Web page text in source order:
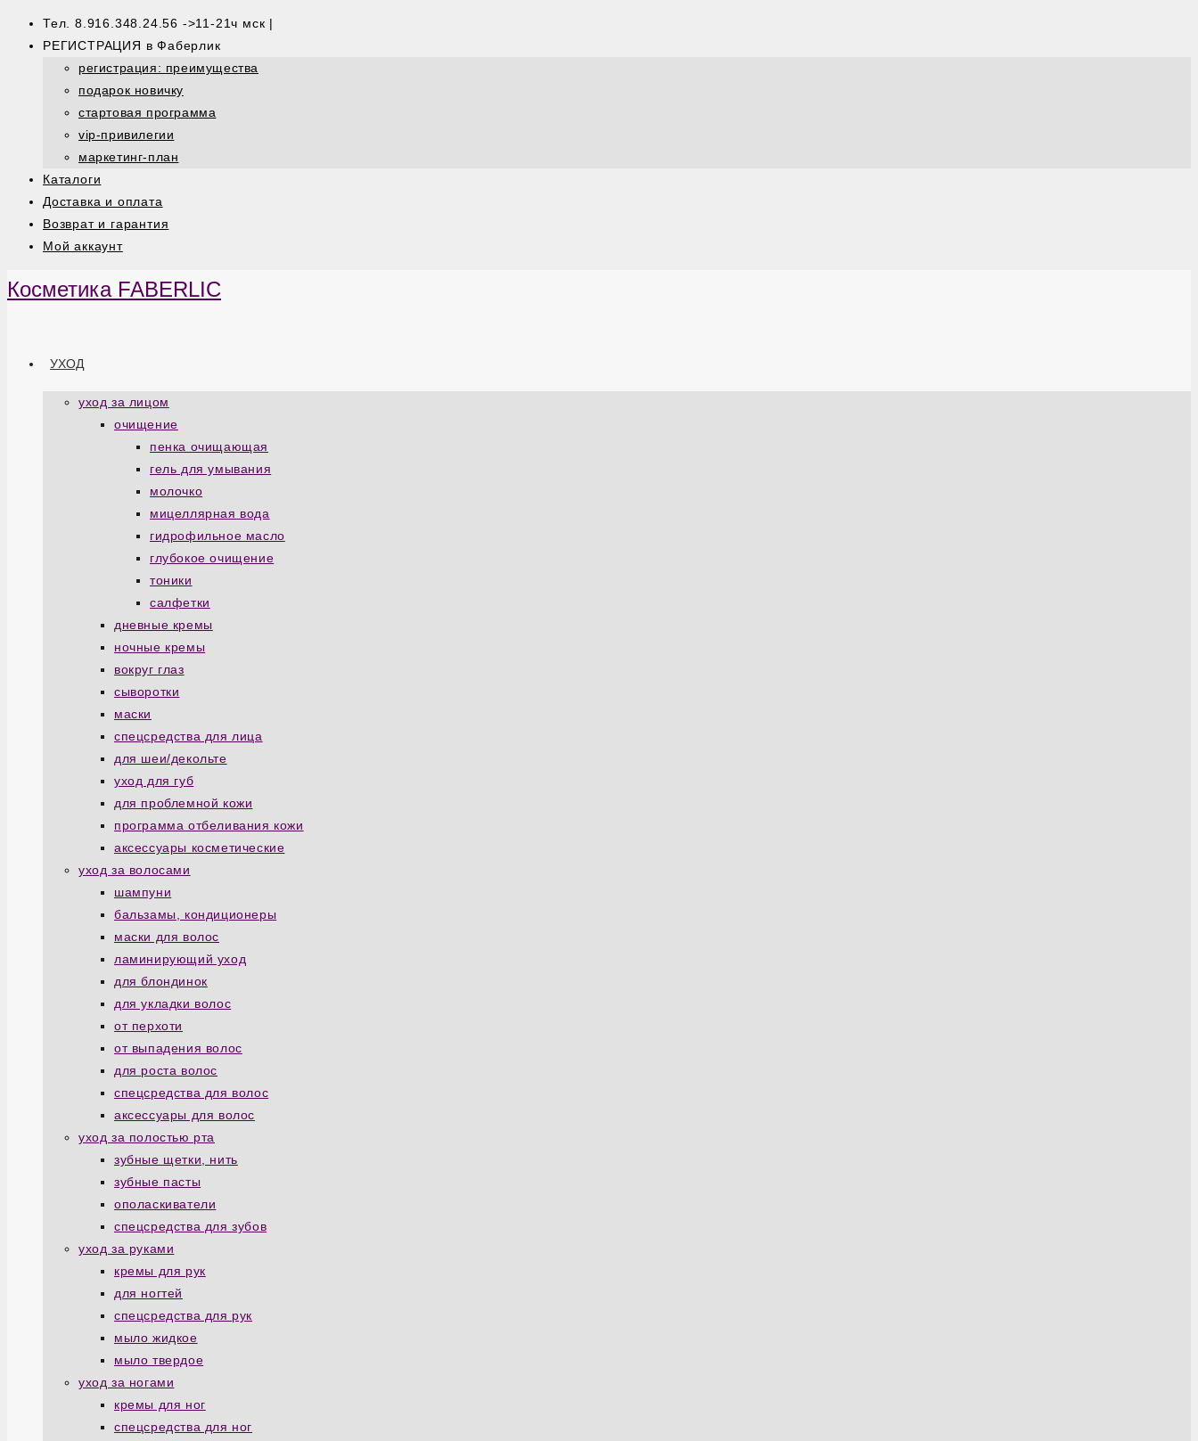
Тел. 8.916.348.24.56 ->11-21ч мск |
РЕГИСТРАЦИЯ в Фаберлик
регистрация: преимущества
подарок новичку
стартовая программа
vip-привилегии
маркетинг-план
Каталоги
Доставка и оплата
Возврат и гарантия
Мой аккаунт
Косметика FABERLIC
УХОД
уход за лицом
очищение
пенка очищающая
гель для умывания
молочко
мицеллярная вода
гидрофильное масло
глубокое очищение
тоники
салфетки
дневные кремы
ночные кремы
вокруг глаз
сыворотки
маски
спецсредства для лица
для шеи/декольте
уход для губ
для проблемной кожи
программа отбеливания кожи
аксессуары косметические
уход за волосами
шампуни
бальзамы, кондиционеры
маски для волос
ламинирующий уход
для блондинок
для укладки волос
от перхоти
от выпадения волос
для роста волос
спецсредства для волос
аксессуары для волос
уход за полостью рта
зубные щетки, нить
зубные пасты
ополаскиватели
спецсредства для зубов
уход за руками
кремы для рук
для ногтей
спецсредства для рук
мыло жидкое
мыло твердое
уход за ногами
кремы для ног
спецсредства для ног